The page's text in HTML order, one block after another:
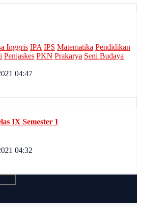
Inggris IPA IPS Matematika Pendidikan
Penjaskes PKN Prakarya Seni Budaya
04:47
IX Semester 1
04:32